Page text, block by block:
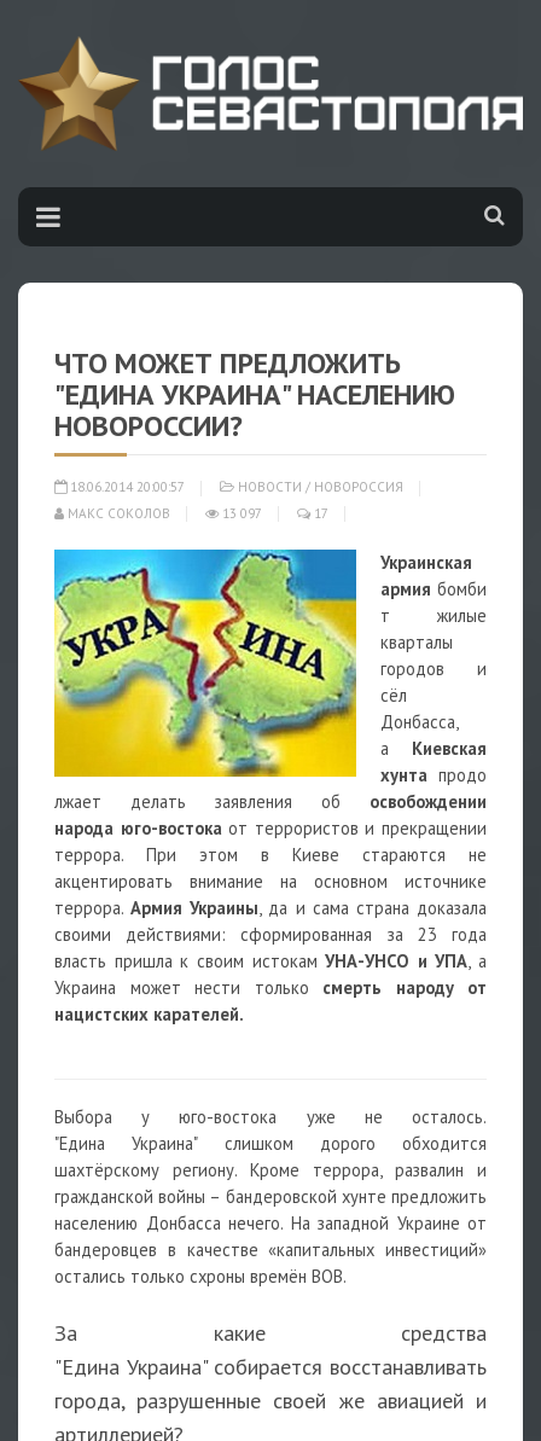
ЧТО МОЖЕТ ПРЕДЛОЖИТЬ
"ЕДИНА УКРАИНА" НАСЕЛЕНИЮ
НОВОРОССИИ?
18.06.2014 20:00:57 НОВОСТИ / НОВОРОССИЯ
МАКС СОКОЛОВ
13 097 17
Украинская
армия бомби
т жилые
кварталы
городов и
сёл
Донбасса,
а Киевская
хунта продо
лжает делать заявления об освобождении
народа юго-востокаот террористов и прекращении
террора. При этом в Киеве стараются не
акцентировать внимание на основном источнике
террора.Армия Украины, да и сама страна доказала
своими действиями: сформированная за 23 года
власть пришла к своим истокамУНА-УНСО и УПА, а
Украина может нести только смерть народу от
нацистских карателей.
Выбора у юго-востока уже не осталось.
"Едина Украина" слишком дорого обходится
шахтёрскому региону. Кроме террора, развалин и
гражданской войны – бандеровской хунте предложить
населению Донбасса нечего. На западной Украине от
бандеровцев в качестве «капитальных инвестиций»
остались только схроны времён ВОВ.
За какие средства
"Едина Украина" собирается восстанавливать
города, разрушенные своей же авиацией и
артиллерией?